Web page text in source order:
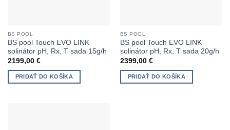
BS POOL
BS pool Touch EVO LINK
solinátor pH, Rx, T sada 15g/h
2199,00 €
PRIDAŤ DO KOŠÍKA
BS POOL
BS pool Touch EVO LINK
solinátor pH, Rx, T sada 20g/h
2399,00 €
PRIDAŤ DO KOŠÍKA